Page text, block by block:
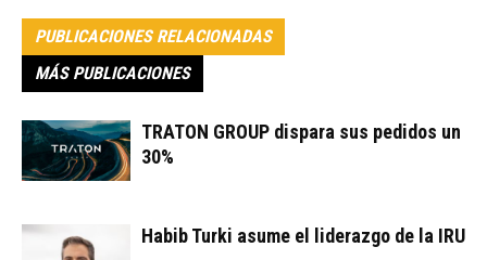
PUBLICACIONES RELACIONADAS
MÁS PUBLICACIONES
TRATON GROUP dispara sus pedidos un
30%
Habib Turki asume el liderazgo de la IRU